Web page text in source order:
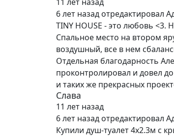
6 лет назад отредактировал
TINY HOUSE - это любовь <3.
Спальное место на втором
воздушный, все в нем
Отдельная благодарность
проконтролировал и довел
и таких же прекрасных
Слава
11 лет назад
6 лет назад отредактировал
Купили душ-туалет 4х2.3м с